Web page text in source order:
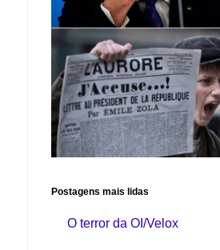
Postagens mais lidas
O terror da OI/Velox